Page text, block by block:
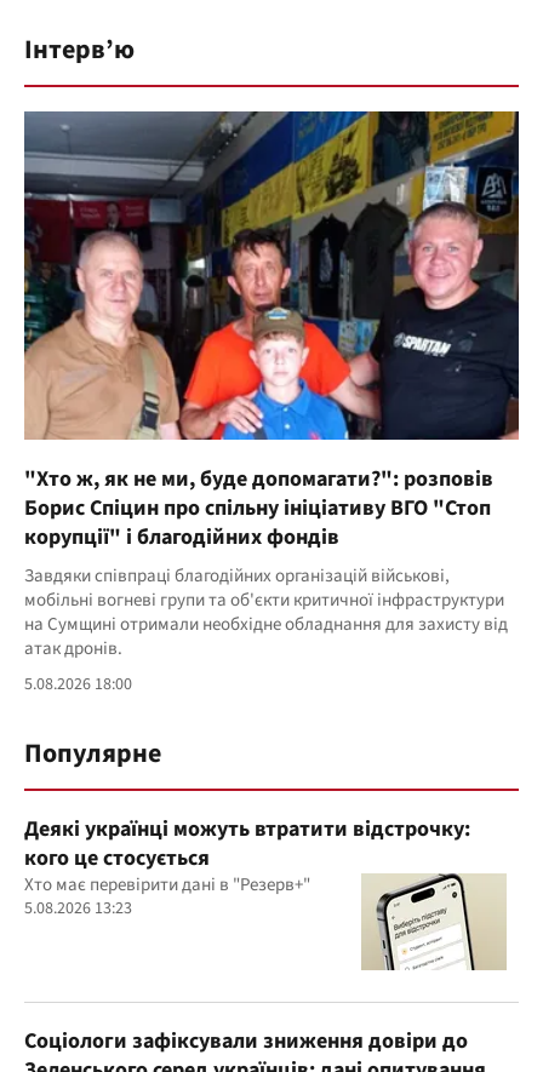
Інтерв’ю
"Хто ж, як не ми, буде допомагати?": розповів
Борис Спіцин про спільну ініціативу ВГО "Стоп
корупції" і благодійних фондів
Завдяки співпраці благодійних організацій військові,
мобільні вогневі групи та об'єкти критичної інфраструктури
на Сумщині отримали необхідне обладнання для захисту від
атак дронів.
5.08.2026 18:00
Популярне
Деякі українці можуть втратити відстрочку:
кого це стосується
Хто має перевірити дані в "Резерв+"
5.08.2026 13:23
Соціологи зафіксували зниження довіри до